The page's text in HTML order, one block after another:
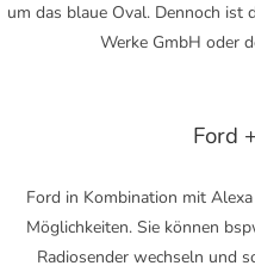
um das blaue Oval. Dennoch ist
Werke GmbH oder
Ford
Ford in Kombination mit
Möglichkeiten. Sie können
Radiosender wechseln und